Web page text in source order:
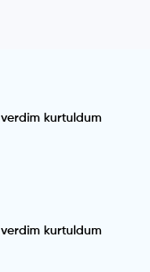
kurtuldum
kurtuldum